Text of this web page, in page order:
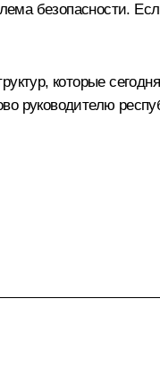
безопасности.
которые
руководителю